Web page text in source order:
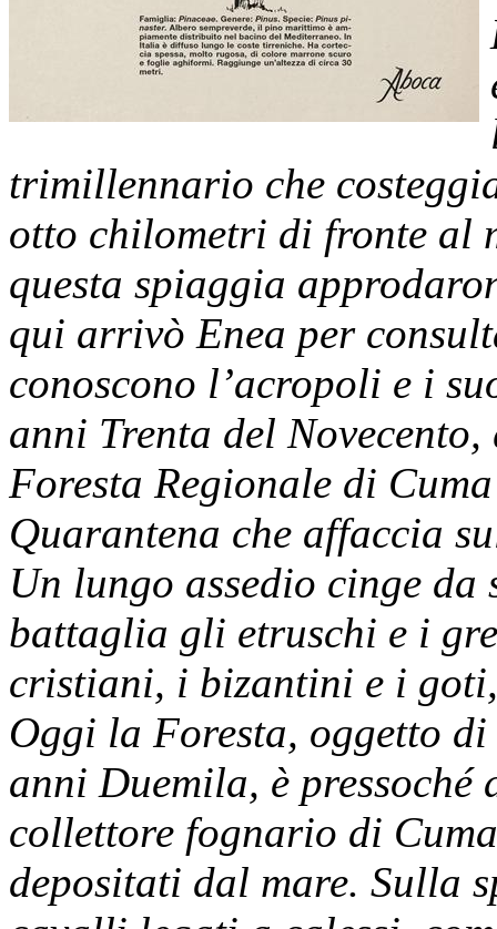
trimillennario che
otto chilometri di fronte al
questa spiaggia
qui arrivò Enea per
conoscono l’acropoli e i
anni Trenta del
Foresta Regionale di
Quarantena che affaccia
Un lungo assedio cinge
battaglia gli etruschi e i
cristiani, i bizantini e i
Oggi la Foresta, oggetto
anni Duemila, è
collettore fognario di
depositati dal mare. Sulla